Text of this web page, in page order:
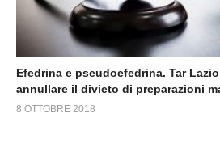
Efedrina e pseudoefedrina. Tar
annullare il divieto di preparazioni
8 OTTOBRE 2018